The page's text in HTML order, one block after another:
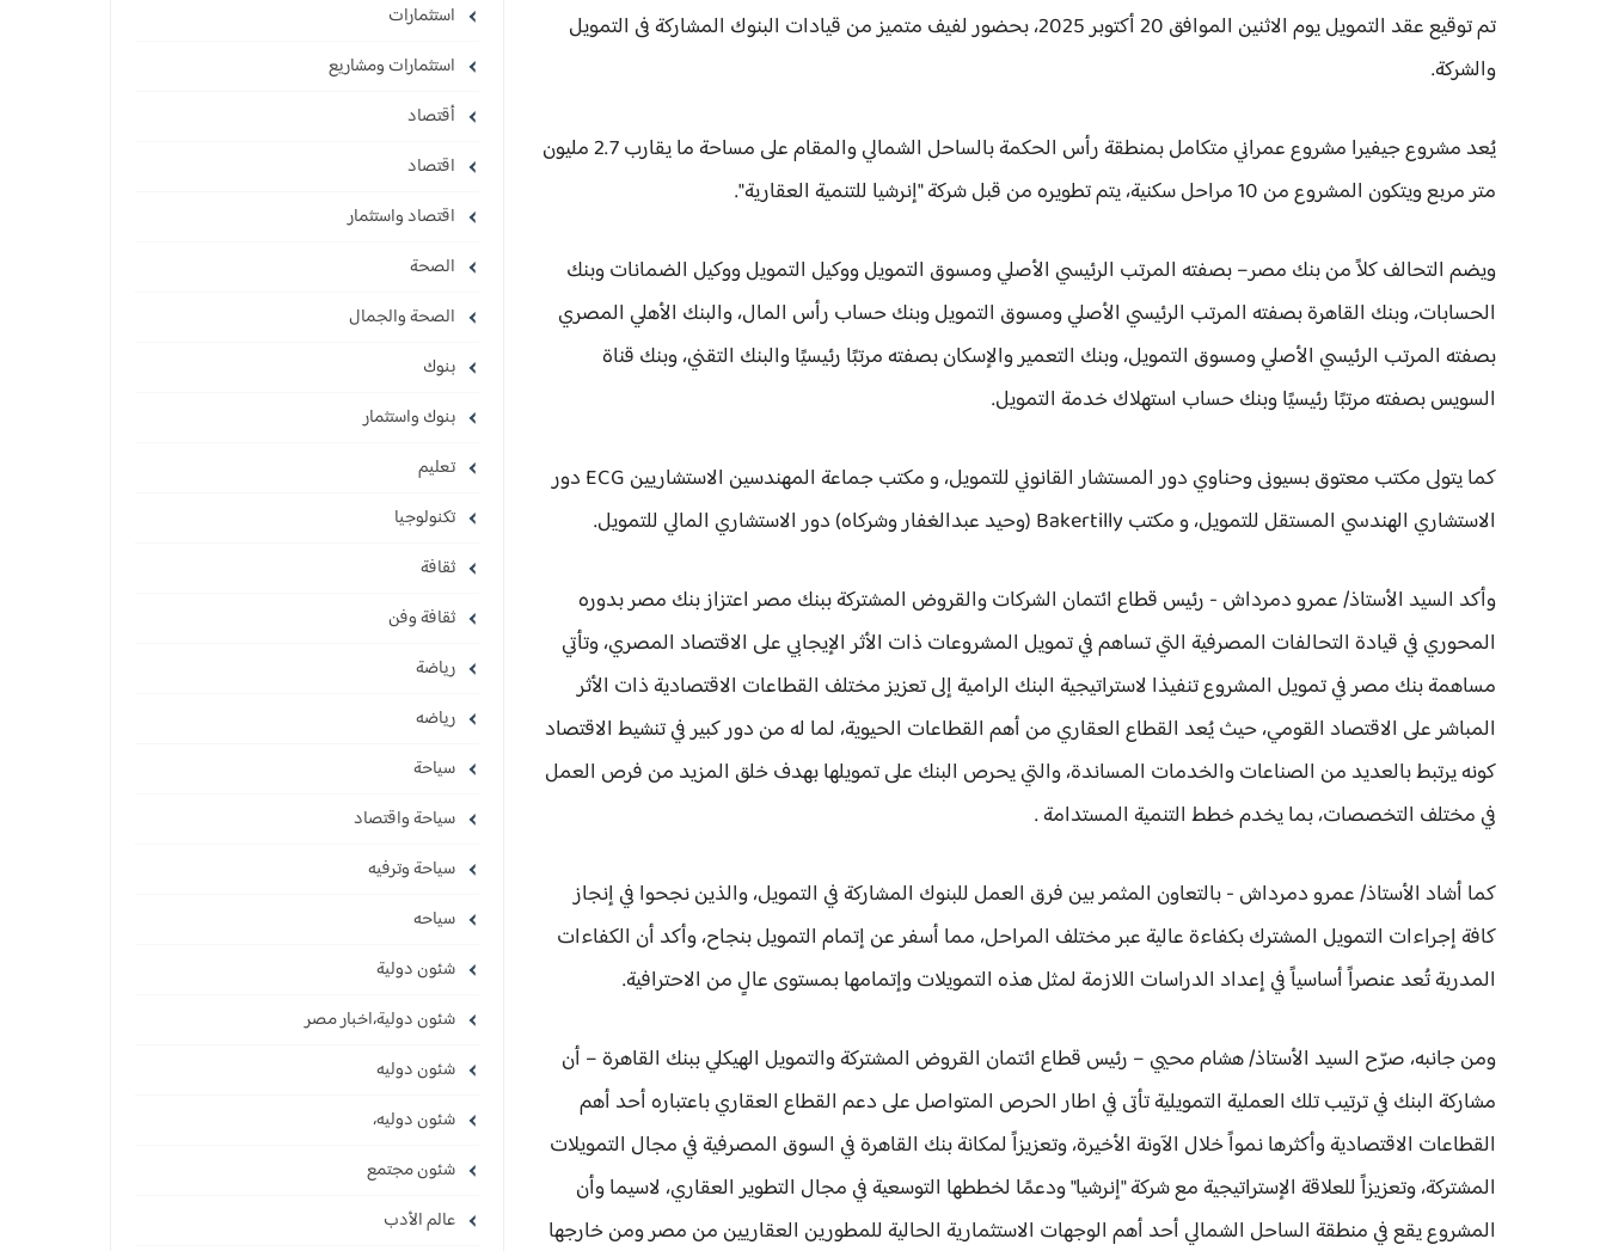
تم توقيع عقد التمويل يوم الاثنين الموافق 20 أكتوبر 2025، بحضور لفيف متميز من قيادات البنوك المشاركة فى التمويل
والشركة.
يُعد مشروع جيفيرا مشروع عمراني متكامل بمنطقة رأس الحكمة بالساحل الشمالي والمقام على مساحة ما يقارب 2.7 مليون
متر مربع ويتكون المشروع من 10 مراحل سكنية، يتم تطويره من قبل شركة "إنرشيا للتنمية العقارية".
ويضم التحالف كلاً من بنك مصر– بصفته المرتب الرئيسي الأصلي ومسوق التمويل ووكيل التمويل ووكيل الضمانات وبنك
الحسابات، وبنك القاهرة بصفته المرتب الرئيسي الأصلي ومسوق التمويل وبنك حساب رأس المال، والبنك الأهلي المصري
بصفته المرتب الرئيسي الأصلي ومسوق التمويل، وبنك التعمير والإسكان بصفته مرتبًا رئيسيًا والبنك التقني، وبنك قناة
السويس بصفته مرتبًا رئيسيًا وبنك حساب استهلاك خدمة التمويل.
كما يتولى مكتب معتوق بسيونى وحناوي دور المستشار القانوني للتمويل، و مكتب جماعة المهندسين الاستشاريين ECG دور
الاستشاري الهندسي المستقل للتمويل، و مكتب Bakertilly (وحيد عبدالغفار وشركاه) دور الاستشاري المالي للتمويل.
وأكد السيد الأستاذ/ عمرو دمرداش - رئيس قطاع ائتمان الشركات والقروض المشتركة ببنك مصر اعتزاز بنك مصر بدوره
المحوري في قيادة التحالفات المصرفية التي تساهم في تمويل المشروعات ذات الأثر الإيجابي على الاقتصاد المصري، وتأتي
مساهمة بنك مصر في تمويل المشروع تنفيذا لاستراتيجية البنك الرامية إلى تعزيز مختلف القطاعات الاقتصادية ذات الأثر
المباشر على الاقتصاد القومي، حيث يُعد القطاع العقاري من أهم القطاعات الحيوية، لما له من دور كبير في تنشيط الاقتصاد
كونه يرتبط بالعديد من الصناعات والخدمات المساندة، والتي يحرص البنك على تمويلها بهدف خلق المزيد من فرص العمل
في مختلف التخصصات، بما يخدم خطط التنمية المستدامة .
كما أشاد الأستاذ/ عمرو دمرداش - بالتعاون المثمر بين فرق العمل للبنوك المشاركة في التمويل، والذين نجحوا في إنجاز
كافة إجراءات التمويل المشترك بكفاءة عالية عبر مختلف المراحل، مما أسفر عن إتمام التمويل بنجاح، وأكد أن الكفاءات
المدربة تُعد عنصراً أساسياً في إعداد الدراسات اللازمة لمثل هذه التمويلات وإتمامها بمستوى عالٍ من الاحترافية.
ومن جانبه، صرّح السيد الأستاذ/ هشام محيي – رئيس قطاع ائتمان القروض المشتركة والتمويل الهيكلي ببنك القاهرة – أن
مشاركة البنك في ترتيب تلك العملية التمويلية تأتى في اطار الحرص المتواصل على دعم القطاع العقاري باعتباره أحد أهم
القطاعات الاقتصادية وأكثرها نمواً خلال الآونة الأخيرة، وتعزيزاً لمكانة بنك القاهرة في السوق المصرفية في مجال التمويلات
المشتركة، وتعزيزاً للعلاقة الإستراتيجية مع شركة "إنرشيا" ودعمًا لخططها التوسعية في مجال التطوير العقاري، لاسيما وأن
المشروع يقع في منطقة الساحل الشمالي أحد أهم الوجهات الاستثمارية الحالية للمطورين العقاريين من مصر ومن خارجها
استثمارات
استثمارات ومشاريع
أقتصاد
اقتصاد
اقتصاد واستثمار
الصحة
الصحة والجمال
بنوك
بنوك واستثمار
تعليم
تكنولوجيا
ثقافة
ثقافة وفن
رياضة
رياضه
سياحة
سياحة واقتصاد
سياحة وترفيه
سياحه
شئون دولية
شئون دولية،اخبار مصر
شئون دوليه
شئون دوليه،
شئون مجتمع
عالم الأدب